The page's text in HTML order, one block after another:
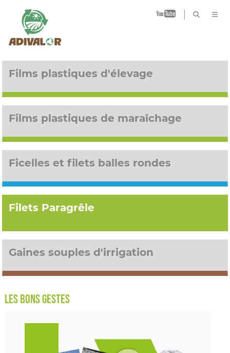
B
Films plastiques d'élevage
Films plastiques de maraîchage
Ficelles et filets balles rondes
Filets Paragrêle
Gaines souples d'irrigation
LES BONS GESTES